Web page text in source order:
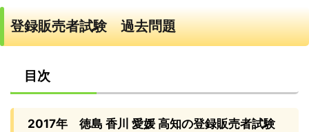
登録販売者試験 過去問題
目次
2017年 徳島 香川 愛媛 高知の登録販売者試験